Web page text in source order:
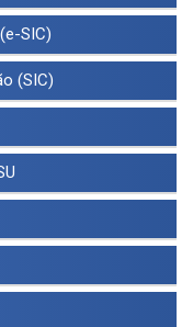
SIC)
(SIC)